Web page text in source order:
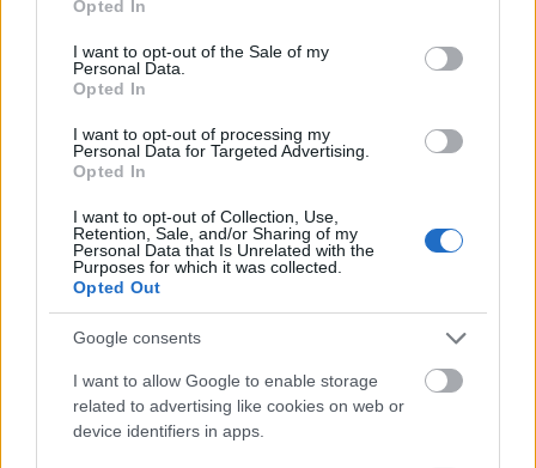
use your data for below specified purposes in below Google
consent section.
Opted In
I want to opt-out of the Sale of my
Personal Data.
Opted In
I want to opt-out of processing my
Personal Data for Targeted Advertising.
Opted In
I want to opt-out of Collection, Use,
Retention, Sale, and/or Sharing of my
Personal Data that Is Unrelated with the
Purposes for which it was collected.
Opted Out
Google consents
I want to allow Google to enable storage
related to advertising like cookies on web or
device identifiers in apps.
Πέρα από τη Λισαβόνα: 10 μαγευτικοί προορισμοί
της Πορτογαλίας